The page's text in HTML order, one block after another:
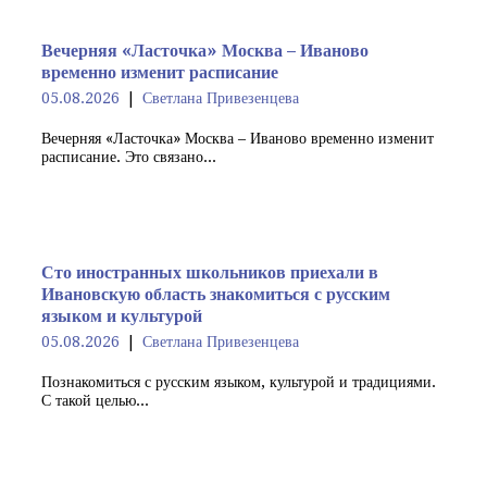
Вечерняя «Ласточка» Москва – Иваново
временно изменит расписание
05.08.2026 Светлана Привезенцева
Вечерняя «Ласточка» Москва – Иваново временно изменит
расписание. Это связано...
Сто иностранных школьников приехали в
Ивановскую область знакомиться с русским
языком и культурой
05.08.2026 Светлана Привезенцева
Познакомиться с русским языком, культурой и традициями.
С такой целью...